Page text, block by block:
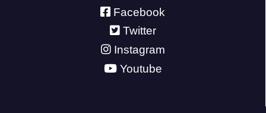
Facebook
Twitter
Instagram
Youtube